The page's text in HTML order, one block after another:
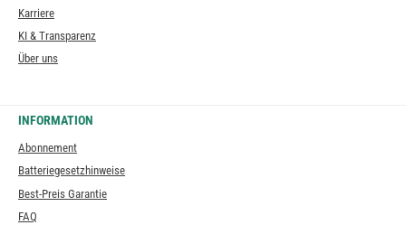
Karriere
KI & Transparenz
Über uns
INFORMATION
Abonnement
Batteriegesetzhinweise
Best-Preis Garantie
FAQ